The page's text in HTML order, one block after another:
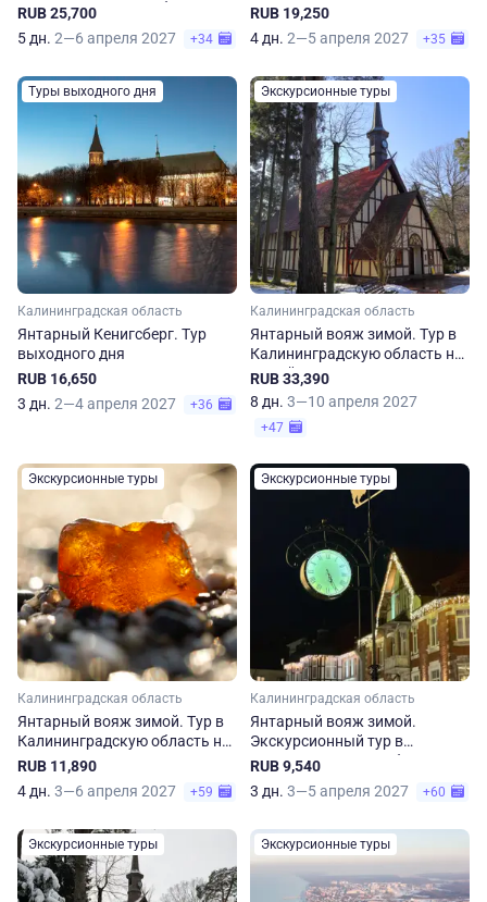
Калининградскую область
RUB 25,700
5 дн. 2—6 апреля 2027 +34
RUB 19,250
4 дн. 2—5 апреля 2027 +35
Туры выходного дня
Калининградская область
Янтарный Кенигсберг. Тур
выходного дня
RUB 16,650
3 дн. 2—4 апреля 2027 +36
Экскурсионные туры
Калининградская область
Янтарный вояж зимой. Тур в
Калининградскую область на
8 дней
RUB 33,390
8 дн. 3—10 апреля 2027
+47
Экскурсионные туры
Калининградская область
Янтарный вояж зимой. Тур в
Калининградскую область на
4 дня
RUB 11,890
4 дн. 3—6 апреля 2027 +59
Экскурсионные туры
Калининградская область
Янтарный вояж зимой.
Экскурсионный тур в
Калининградскую область на
RUB 9,540
3 дн. 3—5 апреля 2027 +60
Экскурсионные туры Экскурсионные туры